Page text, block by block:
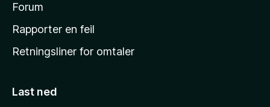
h
j
m
e
Forum
Rapporter en feil
Retningsliner for omtaler
Last ned